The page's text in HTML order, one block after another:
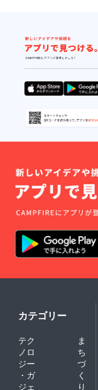
カテゴリー
テク
ノロ
ジー
・ガ
ジェ
ま
ち
づ
く
り